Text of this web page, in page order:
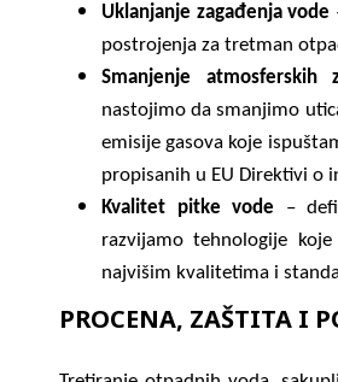
Uklanjanje zagađenja vode
postrojenja za tretman
Smanjenje atmosferskih
nastojimo da smanjimo
emisije gasova koje
propisanih u EU Direktivi o
Kvalitet pitke vode –
razvijamo tehnologije
najvišim kvalitetima i
PROCENA, ZAŠTITA I